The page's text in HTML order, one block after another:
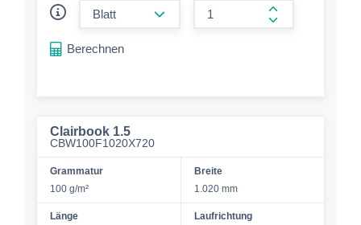
form.increase-
Berechnen
Clairbook 1.5
CBW100F1020X720
Grammatur
100 g/m²
Breite
1.020 mm
Länge
Laufrichtung